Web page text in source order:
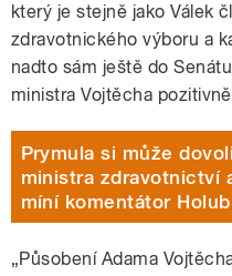
který je stejně jako Válek
zdravotnického výboru a
nadto sám ještě do
ministra Vojtěcha
Prymula si může
ministra zdravotnictví
míní komentátor Holub
„Působení Adama